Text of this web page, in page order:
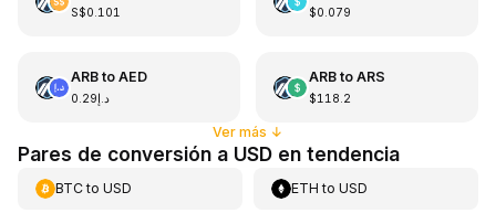
S$0.101 $0.079
ARBto AED
د.إ0.29
ARBto ARS
$118.2
Ver más ↓
Pares de conversión a USD en tendencia
BTCto USD ETH toUSD